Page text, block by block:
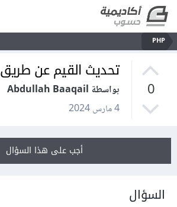
PHP
0
تحديث القيم عن طريق js
بواسطة Abdullah Baaqail
4 مارس 2024
أجب على هذا السؤال
السؤال